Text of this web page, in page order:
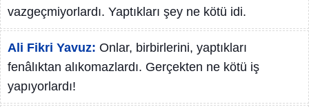
vazgeçmiyorlardı. Yaptıkları şey ne kötü idi.
Ali Fikri Yavuz: Onlar, birbirlerini, yaptıkları
fenâlıktan alıkomazlardı. Gerçekten ne kötü iş
yapıyorlardı!